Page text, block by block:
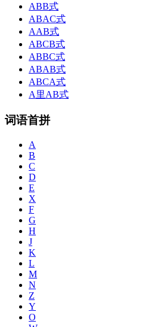
ABB式
ABAC式
AAB式
ABCB式
ABBC式
ABAB式
ABCA式
A里AB式
词语首拼
A
B
C
D
E
X
F
G
H
J
K
L
M
N
Z
Y
O